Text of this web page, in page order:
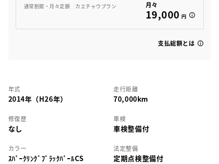
通常割賦・月々定額 カエチャウプラン 月々
19,000 円
支払総額とは
年式
2014年（H26年）
走行距離
70,000km
修復歴
なし
車検
車検整備付
カラー
ｽﾊﾟｰｸﾘﾝｸﾞﾌﾞﾗｯｸﾊﾟｰﾙCS
法定整備
定期点検整備付